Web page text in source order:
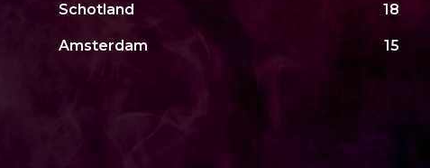
Schotland 18
Amsterdam 15